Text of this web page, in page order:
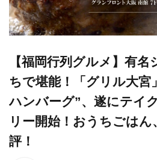
【福岡行列グルメ】有
ちで堪能！「グリル大宮
ハンバーグ”、遂にテイ
リー開始！おうちごはん
評！